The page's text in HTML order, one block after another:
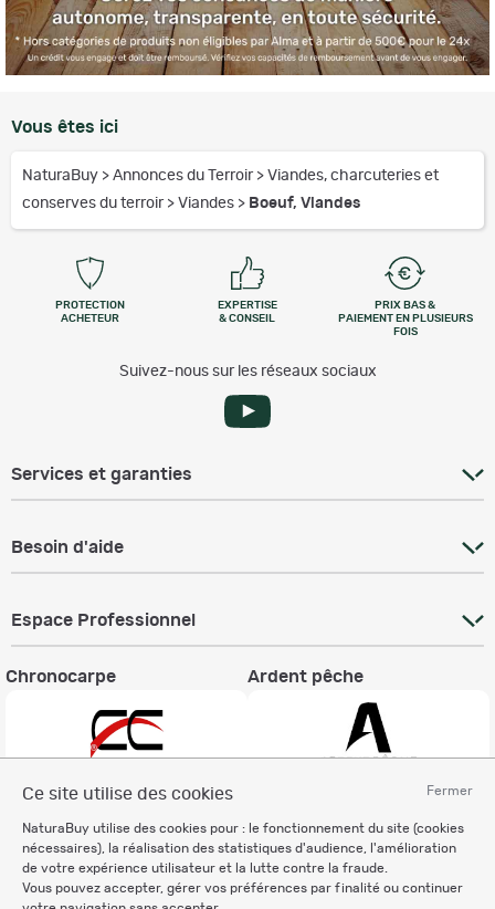
Fermer
Ce site utilise des cookies
NaturaBuy utilise des cookies pour : le fonctionnement du site (cookies
nécessaires), la réalisation des statistiques d'audience, l'amélioration
de votre expérience utilisateur et la lutte contre la fraude.
Vous pouvez accepter, gérer vos préférences par finalité ou continuer
Vous êtes ici
NaturaBuy > Annonces du Terroir > Viandes, charcuteries et
conserves du terroir > Viandes > Boeuf, Viandes
PROTECTION
ACHETEUR
EXPERTISE
& CONSEIL
PRIX BAS &
PAIEMENT EN PLUSIEURS
FOIS
Suivez-nous sur les réseaux sociaux
Services et garanties
Besoin d'aide
Espace Professionnel
Chronocarpe Ardent pêche
Informations légales
Charte éthique
Mentions légales
Règlement & Conditions d'utilisation